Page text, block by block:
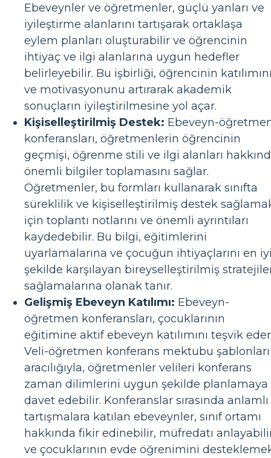
Ebeveynler ve öğretmenler, güçlü yanları ve
iyileştirme alanlarını tartışarak ortaklaşa
eylem planları oluşturabilir ve öğrencinin
ihtiyaç ve ilgi alanlarına uygun hedefler
belirleyebilir. Bu işbirliği, öğrencinin
ve motivasyonunu artırarak akademik
sonuçların iyileştirilmesine yol açar.
Kişiselleştirilmiş Destek: Ebeveyn-
konferansları, öğretmenlerin öğrencinin
geçmişi, öğrenme stili ve ilgi alanları
önemli bilgiler toplamasını sağlar.
Öğretmenler, bu formları kullanarak sınıfta
süreklilik ve kişiselleştirilmiş destek
için toplantı notlarını ve önemli ayrıntıları
kaydedebilir. Bu bilgi, eğitimlerini
uyarlamalarına ve çocuğun ihtiyaçlarını en
şekilde karşılayan bireyselleştirilmiş
sağlamalarına olanak tanır.
Gelişmiş Ebeveyn Katılımı: Ebeveyn-
öğretmen konferansları, çocuklarının
eğitimine aktif ebeveyn katılımını teşvik
Veli-öğretmen konferans mektubu şablonları
aracılığıyla, öğretmenler velileri konferans
zaman dilimlerini uygun şekilde planlamaya
davet edebilir. Konferanslar sırasında anlamlı
tartışmalara katılan ebeveynler, sınıf ortamı
hakkında fikir edinebilir, müfredatı
ve çocuklarının evde öğrenimini